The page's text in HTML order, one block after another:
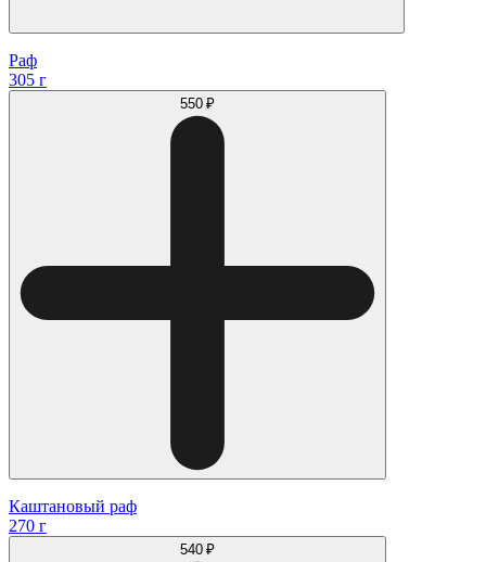
Раф
305 г
550 ₽
Каштановый раф
270 г
540 ₽